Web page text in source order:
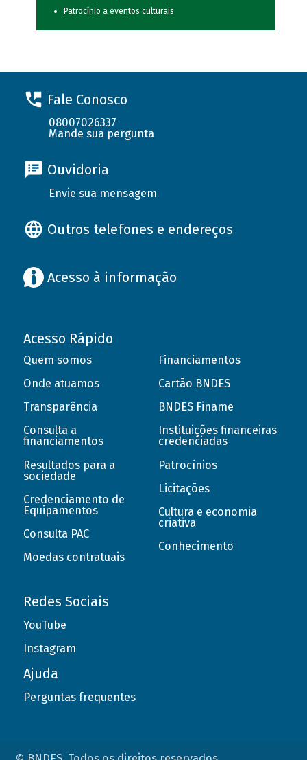
Patrocínio a eventos culturais
Fale Conosco
08007026337
Mande sua pergunta
Ouvidoria
Envie sua mensagem
Outros telefones e endereços
Acesso à informação
Acesso Rápido
Quem somos
Onde atuamos
Transparência
Consulta a
financiamentos
Resultados para a
sociedade
Credenciamento de
Equipamentos
Consulta PAC
Moedas contratuais
Financiamentos
Cartão BNDES
BNDES Finame
Instituições financeiras
credenciadas
Patrocínios
Licitações
Cultura e economia
criativa
Conhecimento
Redes Sociais
YouTube
Instagram
Ajuda
Perguntas frequentes